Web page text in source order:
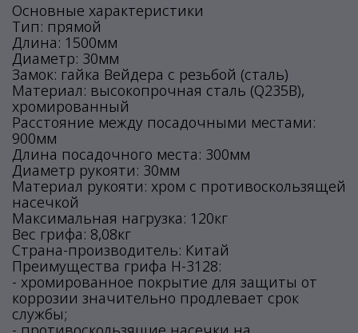
Основные характеристики
Тип: прямой
Длина: 1500мм
Диаметр: 30мм
Замок: гайка Вейдера с резьбой (сталь)
Материал: высокопрочная сталь (Q235B),
хромированный
Расстояние между посадочными местами:
900мм
Длина посадочного места: 300мм
Диаметр рукояти: 30мм
Материал рукояти: хром с противоскользящей
насечкой
Максимальная нагрузка: 120кг
Вес грифа: 8,08кг
Страна-производитель: Китай
Преимущества грифа H-3128:
- хромированное покрытие для защиты от
коррозии значительно продлевает срок
службы;